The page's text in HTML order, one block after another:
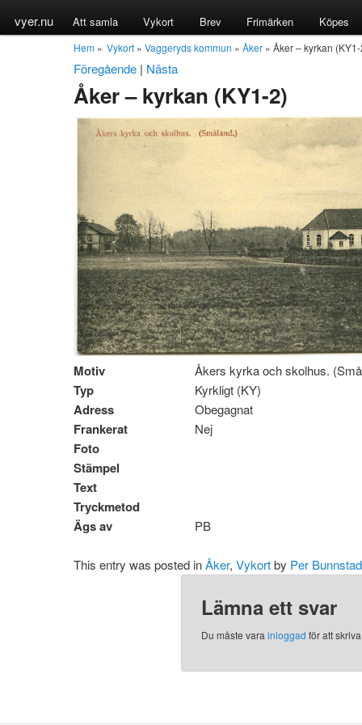
vyer.nu Att samla Vykort Brev Frimärken Köpes
Hem » Vykort » Vaggeryds kommun » Åker » Åker – kyrkan
Föregående | Nästa
Åker – kyrkan (KY1-2)
Motiv Åkers kyrka och skolhus.
Typ Kyrkligt (KY)
Adress Obegagnat
Frankerat Nej
Foto
Stämpel
Text
Tryckmetod
Ägs av
PB
This entry was posted inÅker, Vykortby Per Bunnstad
Lämna ett svar
Du måste varainloggad för att